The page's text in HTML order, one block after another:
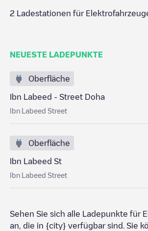
2 Ladestationen für
NEUESTE LADEPUNKTE
Oberfläche
Ibn Labeed - Street ‌Doha
Ibn Labeed Street
Oberfläche
Ibn Labeed St
Ibn Labeed Street
Sehen Sie sich alle Ladepunkte für
an, die in {city} verfügbar sind. Sie